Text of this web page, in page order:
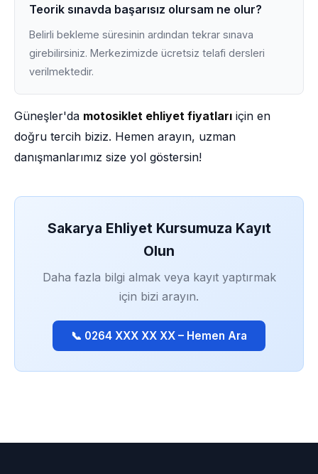
Teorik sınavda başarısız olursam ne olur?
Belirli bekleme süresinin ardından tekrar sınava
girebilirsiniz. Merkezimizde ücretsiz telafi dersleri
verilmektedir.
Güneşler'da motosiklet ehliyet fiyatları için en
doğru tercih biziz. Hemen arayın, uzman
danışmanlarımız size yol göstersin!
Sakarya Ehliyet Kursumuza Kayıt
Olun
Daha fazla bilgi almak veya kayıt yaptırmak
için bizi arayın.
📞 0264 XXX XX XX – Hemen Ara